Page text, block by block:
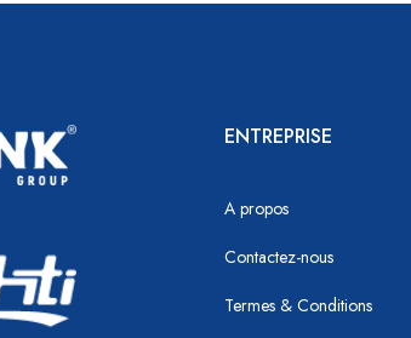
ENTREPRISE
A propos
Contactez-nous
Termes & Conditions